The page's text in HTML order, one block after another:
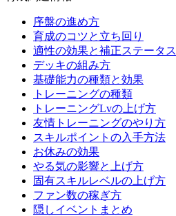
序盤の進め方
育成のコツと立ち回り
適性の効果と補正ステータス
デッキの組み方
基礎能力の種類と効果
トレーニングの種類
トレーニングLvの上げ方
友情トレーニングのやり方
スキルポイントの入手方法
お休みの効果
やる気の影響と上げ方
固有スキルレベルの上げ方
ファン数の稼ぎ方
隠しイベントまとめ